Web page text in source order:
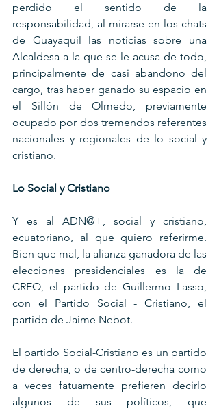
perdido el sentido de la
responsabilidad, al mirarse en los chats
de Guayaquil las noticias sobre una
Alcaldesa a la que se le acusa de todo,
principalmente de casi abandono del
cargo, tras haber ganado su espacio en
el Sillón de Olmedo, previamente
ocupado por dos tremendos referentes
nacionales y regionales de lo social y
cristiano.
Lo Social y Cristiano
Y es al ADN@+, social y cristiano,
ecuatoriano, al que quiero referirme.
Bien que mal, la alianza ganadora de las
elecciones presidenciales es la de
CREO, el partido de Guillermo Lasso,
con el Partido Social - Cristiano, el
partido de Jaime Nebot.
El partido Social-Cristiano es un partido
de derecha, o de centro-derecha como
a veces fatuamente prefieren decirlo
algunos de sus políticos, que